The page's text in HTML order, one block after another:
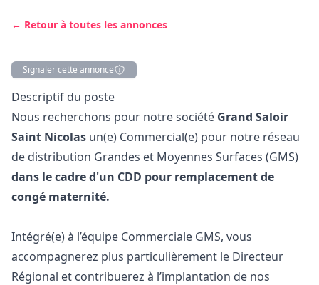
← Retour à toutes les annonces
Signaler cette annonce
Description
Descriptif du poste
Nous recherchons pour notre société Grand Saloir
Saint Nicolas un(e) Commercial(e) pour notre réseau
de distribution Grandes et Moyennes Surfaces (GMS)
dans le cadre d'un CDD pour remplacement de
congé maternité.
Intégré(e) à l’équipe Commerciale GMS, vous
accompagnerez plus particulièrement le Directeur
Régional et contribuerez à l’implantation de nos